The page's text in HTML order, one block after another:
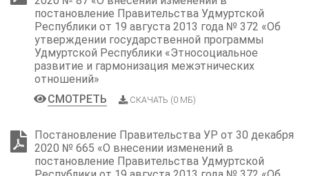
постановление Правительства Удмуртской
Республики от 19 августа 2013 года № 372 «Об
утверждении государственной программы
Удмуртской Республики «Этносоциальное
развитие и гармонизация межэтнических
отношений»
СМОТРЕТЬ
СКАЧАТЬ (0 МБ)
Постановление Правительства УР от 30 декабря
2020 № 665 «О внесении изменений в
постановление Правительства Удмуртской